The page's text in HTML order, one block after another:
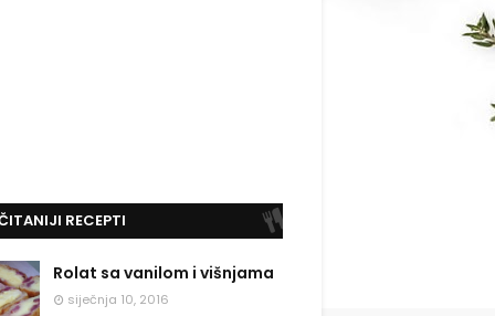
RECEPTI
Rolat sa vanilom i višnjama
siječnja 10, 2016